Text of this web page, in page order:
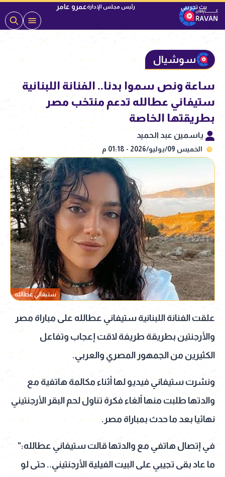
رئيس مجلس الإدارةعمرو عامر
سوشيال
ساعة ونص سموا بدنا.. الفنانة اللبنانية
ستيفاني عطالله تدعم منتخب مصر
بطريقتها الخاصة
ياسمين عبد الحميد
الخميس 09/يوليو/2026 - 01:18 م
ستيفاني عطالله
علقت الفنانة اللبنانية ستيفاني عطالله على مباراة مصر
والأرجنتين بطريقة طريفة لاقت إعجاب وتفاعل
الكثيرين من الجمهور المصري والعربي.
ونشرت ستيفاني فيديو لها أثناء مكالمة هاتفية مع
والدتها طلبت منها ألغاء فكرة تناول لحم البقر الأرجنتيني
نهائيا بعد ما حدث بمباراة مصر.
في إتصال هاتفي مع والدتها قالت ستيفاني عطالله:"
ما عاد بقى تجيبي على البيت الفيلية الأرجنتيني.. حتى لو